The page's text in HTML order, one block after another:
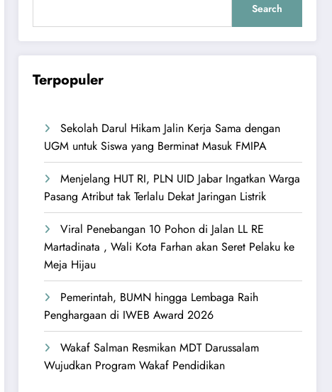
Search
Terpopuler
Sekolah Darul Hikam Jalin Kerja Sama dengan
UGM untuk Siswa yang Berminat Masuk FMIPA
Menjelang HUT RI, PLN UID Jabar Ingatkan Warga
Pasang Atribut tak Terlalu Dekat Jaringan Listrik
Viral Penebangan 10 Pohon di Jalan LL RE
Martadinata , Wali Kota Farhan akan Seret Pelaku ke
Meja Hijau
Pemerintah, BUMN hingga Lembaga Raih
Penghargaan di IWEB Award 2026
Wakaf Salman Resmikan MDT Darussalam
Wujudkan Program Wakaf Pendidikan